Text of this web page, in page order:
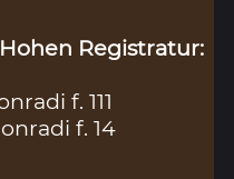
Registratur:
f. 111
f. 14